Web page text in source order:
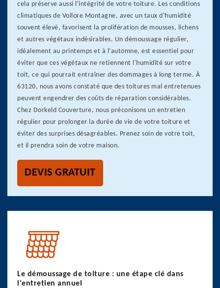
cela préserve aussi l'intégrité de votre toiture. Les conditions
climatiques de Vollore Montagne, avec un taux d'humidité
souvent élevé, favorisent la prolifération de mousses, lichens
et autres végétaux indésirables. Un démoussage régulier,
idéalement au printemps et à l'automne, est essentiel pour
éviter que ces végétaux ne retiennent l'humidité sur votre
toit, ce qui pourrait entraîner des dommages à long terme. À
63120, nous avons constaté que des toitures mal entretenues
peuvent engendrer des coûts de réparation considérables.
Chez Dorkeld Couverture, nous préconisons un entretien
régulier pour prolonger la durée de vie de votre toiture et
éviter des surprises désagréables. Prenez soin de votre toit,
et il prendra soin de votre maison.
DEVIS GRATUIT
Le démoussage de toiture : une étape clé dans
l'entretien annuel